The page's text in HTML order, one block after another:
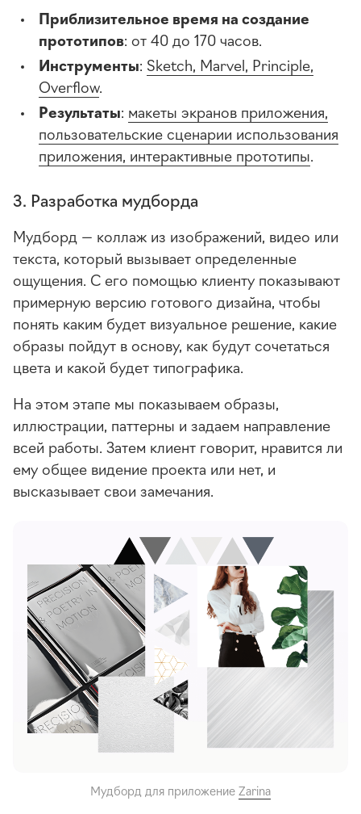
Приблизительное время на создание
прототипов: от 40 до 170 часов.
Инструменты: Sketch, Marvel, Principle,
Overflow.
Результаты: макеты экранов приложения,
пользовательские сценарии использования
приложения, интерактивные прототипы.
3. Разработка мудборда
Мудборд — коллаж из изображений, видео или
текста, который вызывает определенные
ощущения. С его помощью клиенту показывают
примерную версию готового дизайна, чтобы
понять каким будет визуальное решение, какие
образы пойдут в основу, как будут сочетаться
цвета и какой будет типографика.
На этом этапе мы показываем образы,
иллюстрации, паттерны и задаем направление
всей работы. Затем клиент говорит, нравится ли
ему общее видение проекта или нет, и
высказывает свои замечания.
Мудборд для приложениеZarina